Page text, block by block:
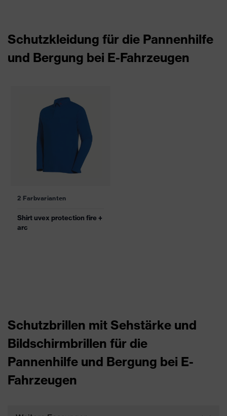
Schutzkleidung für die Pannenhilfe
und Bergung bei E-Fahrzeugen
2 Farbvarianten
Shirt uvex protection fire +
arc
Schutzbrillen mit Sehstärke und
Bildschirmbrillen für die
Pannenhilfe und Bergung bei E-
Fahrzeugen